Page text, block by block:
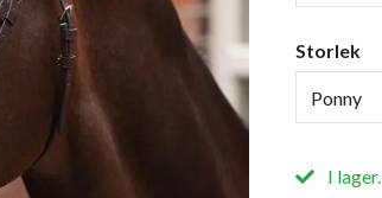
Storlek
Ponny
I lager.